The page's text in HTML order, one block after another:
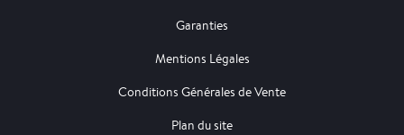
Garanties
Mentions Légales
Conditions Générales de Vente
Plan du site